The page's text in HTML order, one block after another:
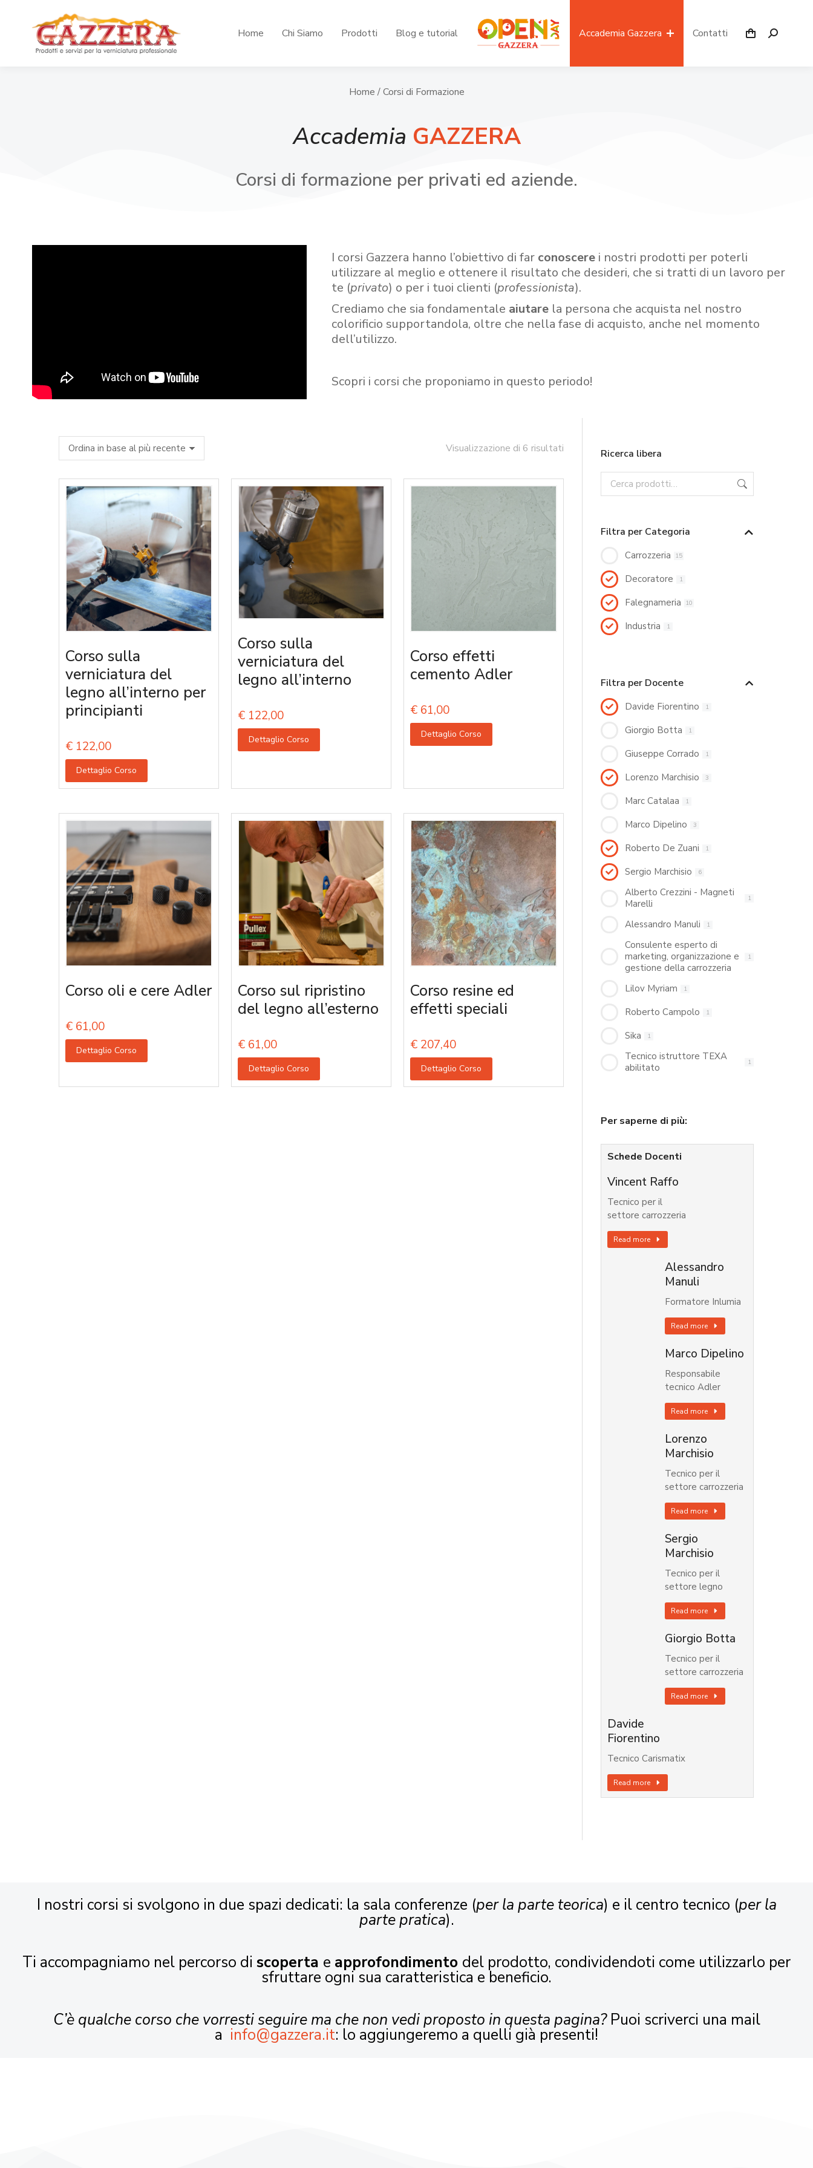
Home Chi Siamo Prodotti Blog e tutorial Accademia Gazzera Contatti
Home / Corsi di Formazione
Accademia GAZZERA
Corsi di formazione per privati ed aziende.
I corsi Gazzera hanno l’obiettivo di far conoscerei nostri prodotti per poterli
utilizzare al meglio e ottenere il risultato che desideri, che si tratti di un lavoro per
te (privato) o per i tuoi clienti (professionista).
Crediamo che sia fondamentale aiutare la persona che acquista nel nostro
colorificio supportandola, oltre che nella fase di acquisto, anche nel momento
dell’utilizzo.
Scopri i corsi che proponiamo in questo periodo!
Visualizzazione di 6 risultati
Corso sulla
verniciatura del
legno all’interno per
principianti
€ 122,00
Dettaglio Corso
Corso sulla
verniciatura del
legno all’interno
€ 122,00
Dettaglio Corso
Corso effetti
cemento Adler
€ 61,00
Dettaglio Corso
Corso oli e cere Adler
€ 61,00
Dettaglio Corso
Corso sul ripristino
del legno all’esterno
€ 61,00
Dettaglio Corso
Corso resine ed
effetti speciali
€ 207,40
Dettaglio Corso
Ricerca libera
Filtra per Categoria
Carrozzeria 15
Decoratore 1
Falegnameria 10
Industria 1
Filtra per Docente
Davide Fiorentino 1
Giorgio Botta 1
Giuseppe Corrado 1
Lorenzo Marchisio 3
Marc Catalaa 1
Marco Dipelino 3
Roberto De Zuani 1
Sergio Marchisio 6
Alberto Crezzini - Magneti
Marelli
1
Alessandro Manuli 1
Consulente esperto di
marketing, organizzazione e
gestione della carrozzeria
1
Lilov Myriam 1
Roberto Campolo 1
Sika 1
Tecnico istruttore TEXA
abilitato
1
Per saperne di più:
Schede Docenti
Vincent Raffo
Tecnico per il
settore carrozzeria
Read more
Alessandro
Manuli
Formatore Inlumia
Read more
Marco Dipelino
Responsabile
tecnico Adler
Read more
Lorenzo
Marchisio
Tecnico per il
settore carrozzeria
Read more
Sergio
Marchisio
Tecnico per il
settore legno
Read more
Giorgio Botta
Tecnico per il
settore carrozzeria
Read more
Davide
Fiorentino
Tecnico Carismatix
Read more
I nostri corsi si svolgono in due spazi dedicati: la sala conferenze (per la parte teorica) e il centro tecnico (per la
parte pratica).
Ti accompagniamo nel percorso di scoperta e approfondimento del prodotto, condividendoti come utilizzarlo per
sfruttare ogni sua caratteristica e beneficio.
C’è qualche corso che vorresti seguire ma che non vedi proposto in questa pagina?Puoi scriverci una mail
a info@gazzera.it: lo aggiungeremo a quelli già presenti!